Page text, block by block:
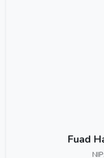
Fuad